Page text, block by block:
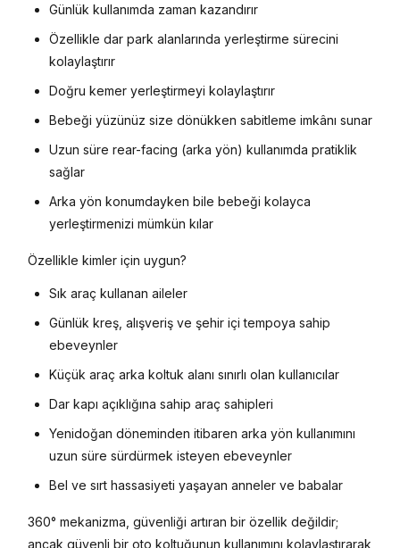
Günlük kullanımda zaman kazandırır
Özellikle dar park alanlarında yerleştirme sürecini
kolaylaştırır
Doğru kemer yerleştirmeyi kolaylaştırır
Bebeği yüzünüz size dönükken sabitleme imkânı sunar
Uzun süre rear-facing (arka yön) kullanımda pratiklik
sağlar
Arka yön konumdayken bile bebeği kolayca
yerleştirmenizi mümkün kılar
Özellikle kimler için uygun?
Sık araç kullanan aileler
Günlük kreş, alışveriş ve şehir içi tempoya sahip
ebeveynler
Küçük araç arka koltuk alanı sınırlı olan kullanıcılar
Dar kapı açıklığına sahip araç sahipleri
Yenidoğan döneminden itibaren arka yön kullanımını
uzun süre sürdürmek isteyen ebeveynler
Bel ve sırt hassasiyeti yaşayan anneler ve babalar
360° mekanizma, güvenliği artıran bir özellik değildir;
ancak güvenli bir oto koltuğunun kullanımını kolaylaştırarak